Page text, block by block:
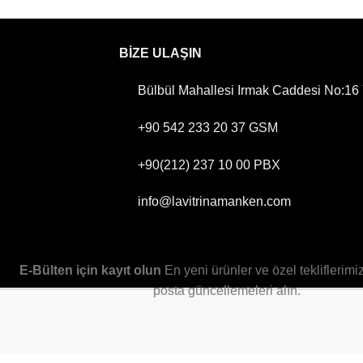
BİZE ULAŞIN
Bülbül Mahallesi Irmak Caddesi No:16
+90 542 233 20 37 GSM
+90(212) 237 10 00 PBX
info@lavitrinamanken.com
E-Bülten için kayıt olun En yeni ürünler ve özel
posta güncellemeleri alın.